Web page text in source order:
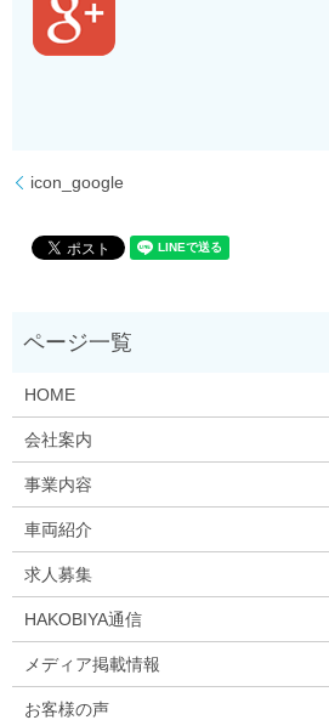
icon_google
HOME
会社案内
事業内容
車両紹介
求人募集
HAKOBIYA通信
メディア掲載情報
お客様の声